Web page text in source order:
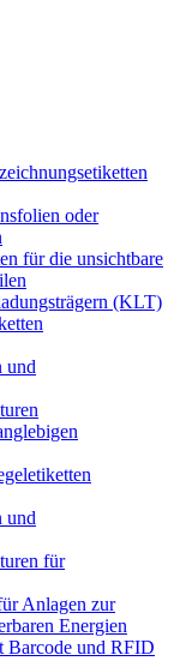
oder
für die unsichtbare
(KLT)
und
und
für
Anlagen zur
Energien
Barcode und RFID